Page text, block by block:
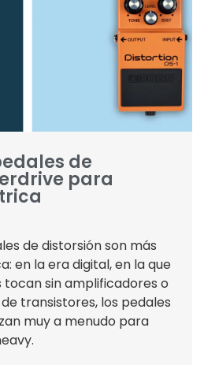
de
para
de distorsión son más
en la era digital, en la que
sin amplificadores o
transistores, los pedales
muy a menudo para